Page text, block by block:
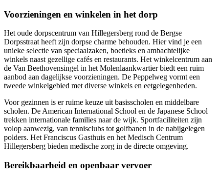
Voorzieningen en winkelen in het dorp
Het oude dorpscentrum van Hillegersberg rond de Bergse
Dorpsstraat heeft zijn dorpse charme behouden. Hier vind je een
unieke selectie van speciaalzaken, boetieks en ambachtelijke
winkels naast gezellige cafés en restaurants. Het winkelcentrum aan
de Van Beethovensingel in het Molenlaankwartier biedt een ruim
aanbod aan dagelijkse voorzieningen. De Peppelweg vormt een
tweede winkelgebied met diverse winkels en eetgelegenheden.
Voor gezinnen is er ruime keuze uit basisscholen en middelbare
scholen. De American International School en de Japanese School
trekken internationale families naar de wijk. Sportfaciliteiten zijn
volop aanwezig, van tennisclubs tot golfbanen in de nabijgelegen
polders. Het Franciscus Gasthuis en het Medisch Centrum
Hillegersberg bieden medische zorg in de directe omgeving.
Bereikbaarheid en openbaar vervoer